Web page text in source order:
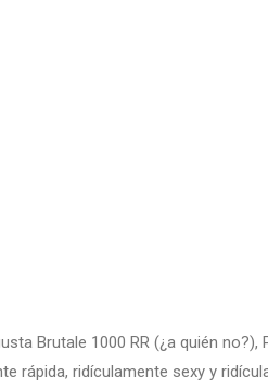
Brutale 1000 RR (¿a quién
rápida, ridículamente sexy y